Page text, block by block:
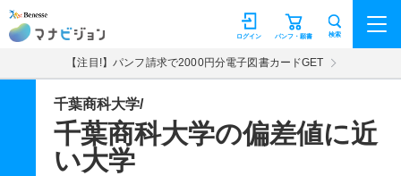
マナビジョン パンフ・願書
ログイン 検索
【注目!】パンフ請求で2000円分電子図書カードGET
千葉商科大学/
千葉商科大学の偏差値に近
い大学